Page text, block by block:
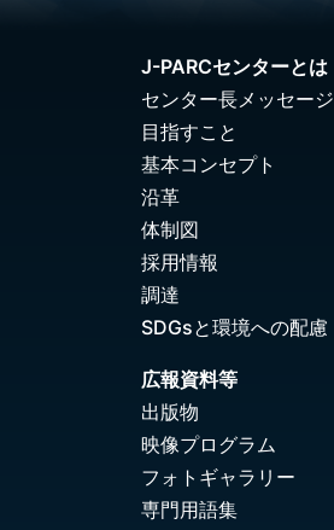
J-PARCセンターとは
センター長メッセージ
目指すこと
基本コンセプト
沿革
体制図
採用情報
調達
SDGsと環境への配慮
広報資料等
出版物
映像プログラム
フォトギャラリー
専門用語集